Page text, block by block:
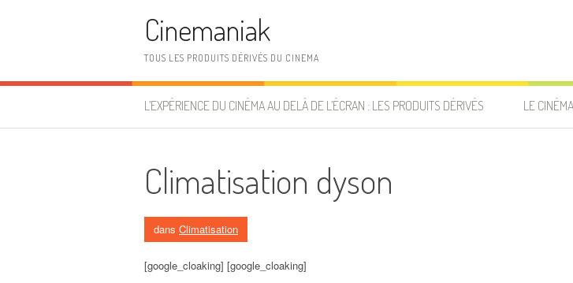
Cinemaniak
TOUS LES PRODUITS DÉRIVÉS DU CINEMA
L’EXPÉRIENCE DU CINÉMA AU DELÀ DE L’ÉCRAN : LES PRODUITS DÉRIVÉS LE
Climatisation dyson
dans Climatisation
[google_cloaking] [google_cloaking]